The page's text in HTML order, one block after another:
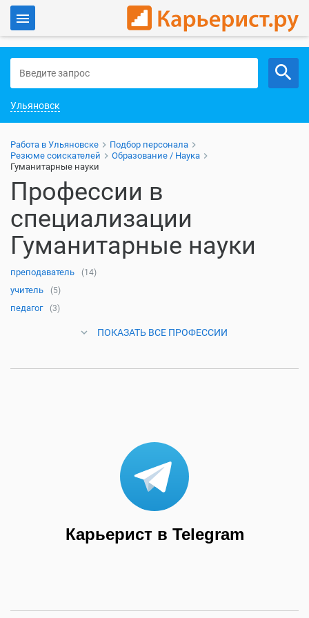
Работа в Ульяновске
Ульяновск
Работа в Ульяновске
Подбор персонала
Резюме соискателей
Образование / Наука
Гуманитарные науки
Профессии в
специализации
Гуманитарные науки
преподаватель (14)
учитель (5)
педагог (3)
ПОКАЗАТЬ ВСЕ ПРОФЕССИИ
Карьерист в Telegram